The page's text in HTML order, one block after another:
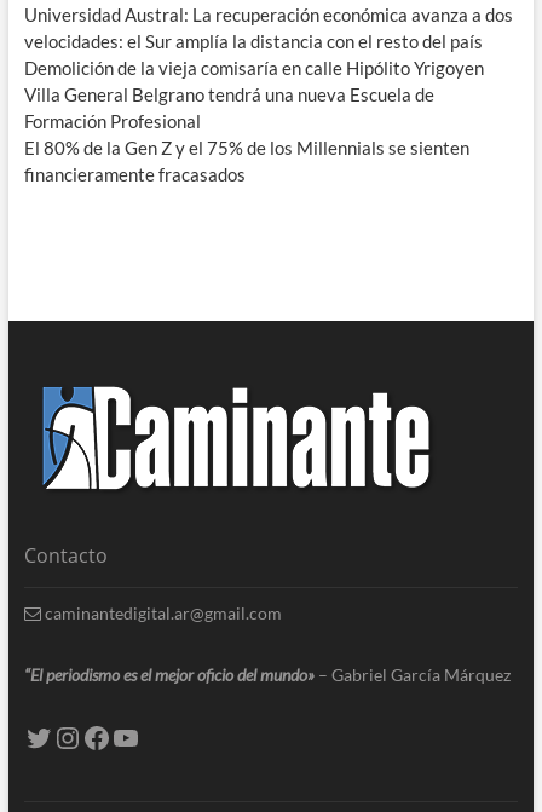
Universidad Austral: La recuperación económica avanza a dos
velocidades: el Sur amplía la distancia con el resto del país
Demolición de la vieja comisaría en calle Hipólito Yrigoyen
Villa General Belgrano tendrá una nueva Escuela de
Formación Profesional
El 80% de la Gen Z y el 75% de los Millennials se sienten
financieramente fracasados
Contacto
caminantedigital.ar@gmail.com
“El periodismo es el mejor oficio del mundo» – Gabriel García Márquez